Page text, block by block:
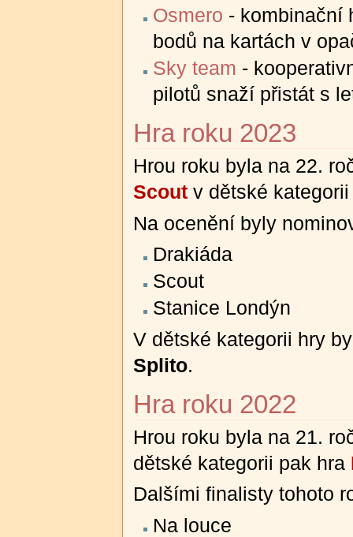
Osmero - kombinační
bodů na kartách v
Sky team -
pilotů snaží přistát s
Hra roku 2023
Hrou roku byla na 22.
Scoutv dětské
Na ocenění byly
Drakiáda
Scout
Stanice Londýn
V dětské kategorii hry
Splito.
Hra roku 2022
Hrou roku byla na 21.
dětské kategorii pak hra
Dalšími finalisty tohoto
Na louce